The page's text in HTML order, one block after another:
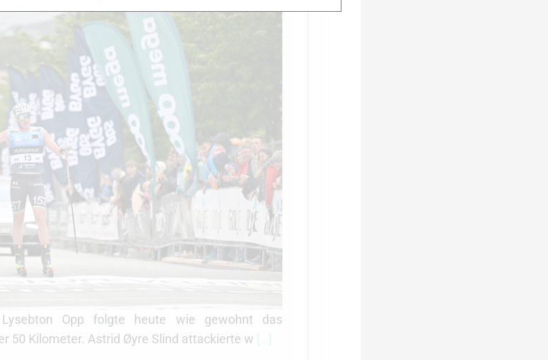
Opp folgte heute wie gewohnt das
50 Kilometer. Astrid Øyre Slind attackierte w